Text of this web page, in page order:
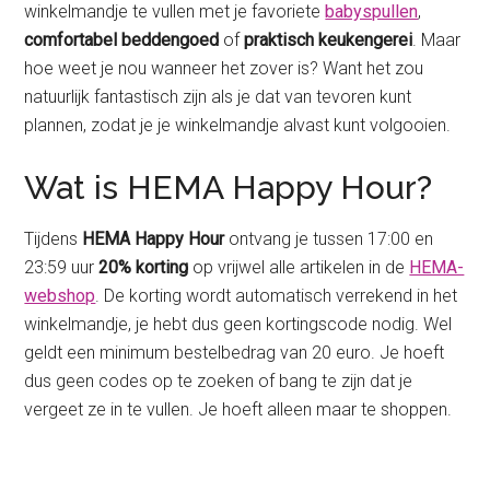
winkelmandje te vullen met je favorietebabyspullen,
comfortabel beddengoed ofpraktisch keukengerei. Maar
hoe weet je nou wanneer het zover is? Want het zou
natuurlijk fantastisch zijn als je dat van tevoren kunt
plannen, zodat je je winkelmandje alvast kunt volgooien.
Wat is HEMA Happy Hour?
Tijdens HEMA Happy Hourontvang je tussen 17:00 en
23:59 uur20% korting op vrijwel alle artikelen in de HEMA-
webshop. De korting wordt automatisch verrekend in het
winkelmandje, je hebt dus geen kortingscode nodig. Wel
geldt een minimum bestelbedrag van 20 euro. Je hoeft
dus geen codes op te zoeken of bang te zijn dat je
vergeet ze in te vullen. Je hoeft alleen maar te shoppen.